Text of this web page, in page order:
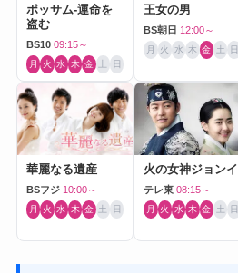
ポッサム-運命を
盗む
BS10 09:15～
月 火 水 木 金 土 日
王女の男
BS朝日 12:00～
月 火 水 木 金 土 日
華麗なる遺産
BSフジ 10:00～
月 火 水 木 金 土 日
火の女神ジョンイ
テレ東 08:15～
月 火 水 木 金 土 日